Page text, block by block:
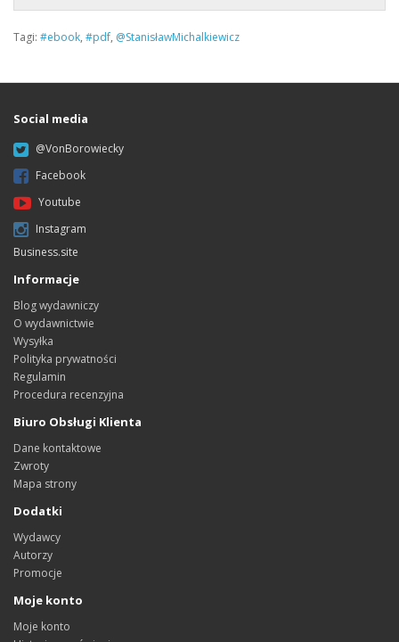
Tagi: #ebook, #pdf, @StanisławMichalkiewicz
Social media
@VonBorowiecky
Facebook
Youtube
Instagram
Business.site
Informacje
Blog wydawniczy
O wydawnictwie
Wysyłka
Polityka prywatności
Regulamin
Procedura recenzyjna
Biuro Obsługi Klienta
Dane kontaktowe
Zwroty
Mapa strony
Dodatki
Wydawcy
Autorzy
Promocje
Moje konto
Moje konto